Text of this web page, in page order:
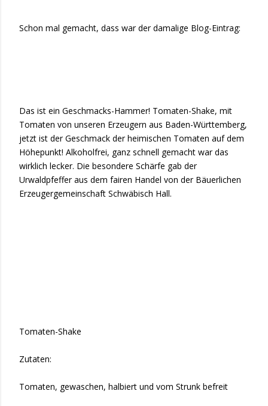
Schon mal gemacht, dass war der damalige Blog-Eintrag:
Das ist ein Geschmacks-Hammer! Tomaten-Shake, mit
Tomaten von unseren Erzeugern aus Baden-Württemberg,
jetzt ist der Geschmack der heimischen Tomaten auf dem
Höhepunkt! Alkoholfrei, ganz schnell gemacht war das
wirklich lecker. Die besondere Schärfe gab der
Urwaldpfeffer aus dem fairen Handel von der Bäuerlichen
Erzeugergemeinschaft Schwäbisch Hall.
Tomaten-Shake
Zutaten:
Tomaten, gewaschen, halbiert und vom Strunk befreit